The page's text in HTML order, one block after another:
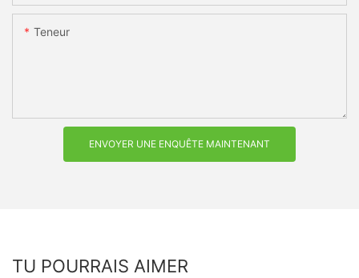
Teneur
ENVOYER UNE ENQUÊTE MAINTENANT
TU POURRAIS AIMER